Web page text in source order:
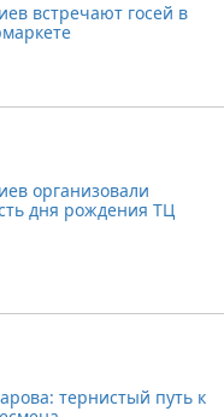
встречают госей в
организовали
дня рождения ТЦ
тернистый путь к